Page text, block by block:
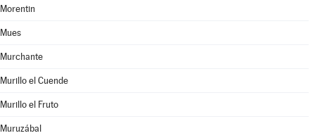
Morentin
Mues
Murchante
Murillo el Cuende
Murillo el Fruto
Muruzábal